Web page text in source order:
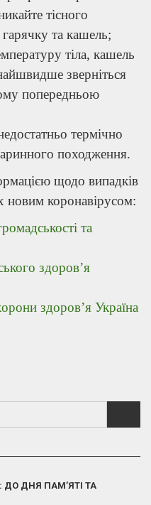
тісного
та кашель;
тіла, кашель
зверніться
попередньою
термічно
походження.
щодо випадків
новим коронавірусом:
та
здоров’я
здоров’я Україна
ДО ДНЯ ПАМ’ЯТІ ТА